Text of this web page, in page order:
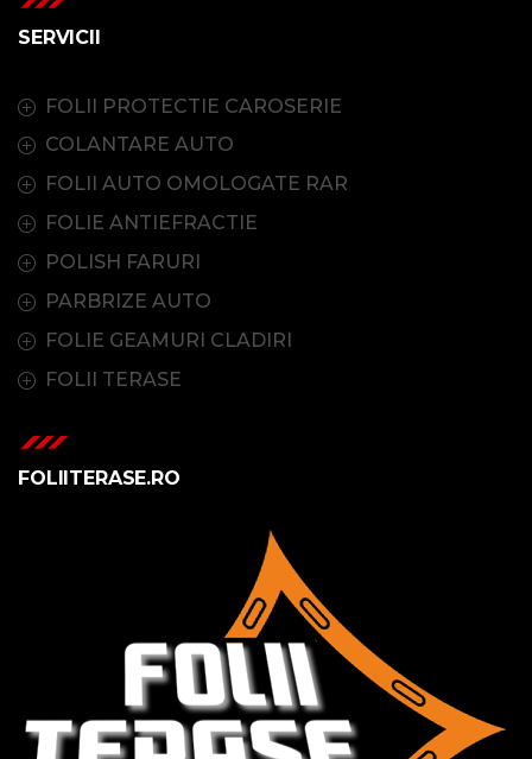
SERVICII
FOLII PROTECTIE CAROSERIE
COLANTARE AUTO
FOLII AUTO OMOLOGATE RAR
FOLIE ANTIEFRACTIE
POLISH FARURI
PARBRIZE AUTO
FOLIE GEAMURI CLADIRI
FOLII TERASE
FOLIITERASE.RO